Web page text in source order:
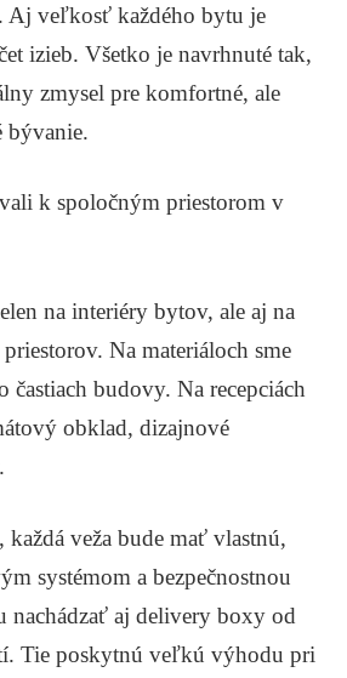
Aj veľkosť každého bytu je
izieb. Všetko je navrhnuté tak,
zmysel pre komfortné, ale
bývanie.
k spoločným priestorom v
na interiéry bytov, ale aj na
Na materiáloch sme
častiach budovy. Na recepciách
obklad, dizajnové
každá veža bude mať vlastnú,
systémom a bezpečnostnou
nachádzať aj delivery boxy od
Tie poskytnú veľkú výhodu pri